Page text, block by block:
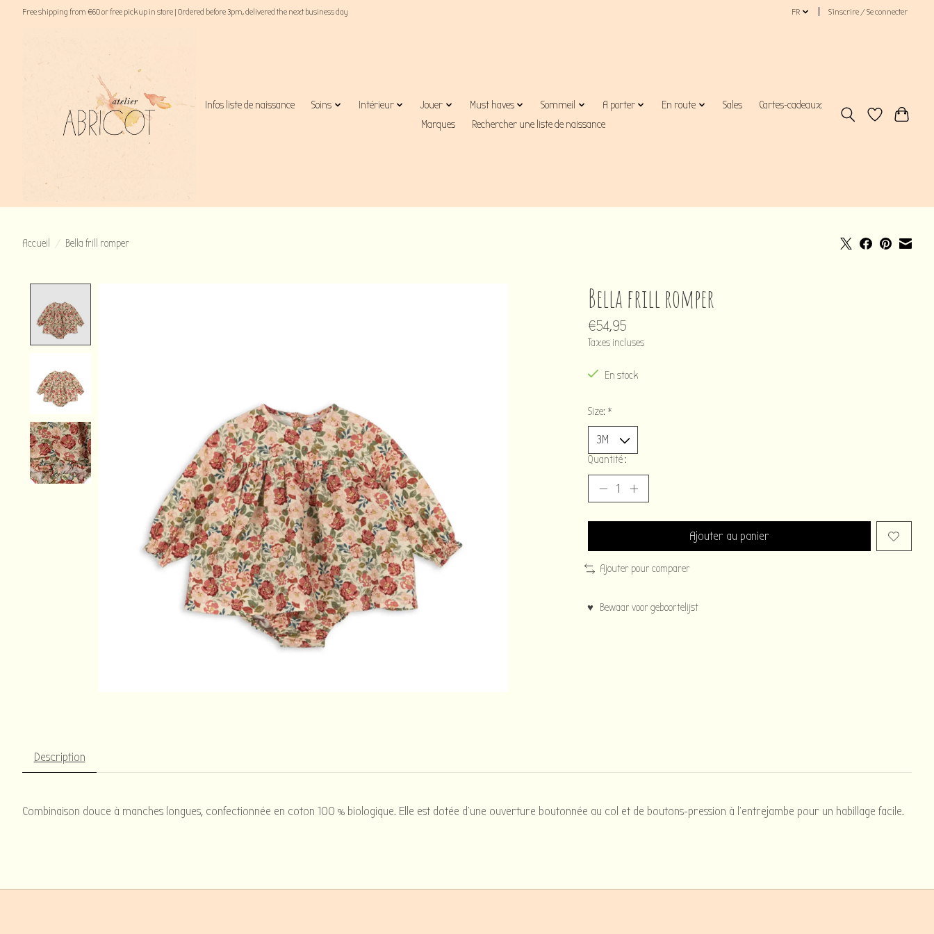
Free shipping from €60 or free pick up in store | Ordered before 3pm, delivered the next business day FR S’inscrire / Se connecter
Infos liste de naissance Soins Intérieur Jouer Must haves Sommeil A porter En route Sales
Cartes-cadeaux
Marques
Rechercher une liste de naissance
Accueil / Bella frill romper
Bella frill romper
€54,95
Taxes incluses
En stock
Size: *
Quantité :
Ajouter au panier
Ajouter pour comparer
♥ Bewaar voor geboortelijst
Description
Combinaison douce à manches longues, confectionnée en coton 100 % biologique. Elle est dotée d'une ouverture boutonnée au col et de boutons-pression à l'entrejambe pour un habillage facile.